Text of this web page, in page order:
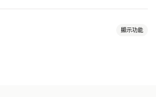
顯示功能